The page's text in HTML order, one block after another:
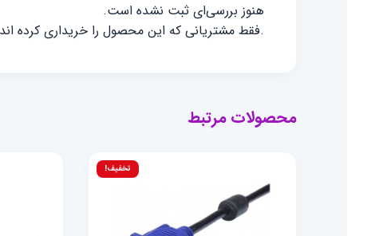
هنوز بررسی‌ای ثبت نشده است.
.فقط مشتریانی که این محصول را خریداری کرده
محصولات مرتبط
تخفیف!